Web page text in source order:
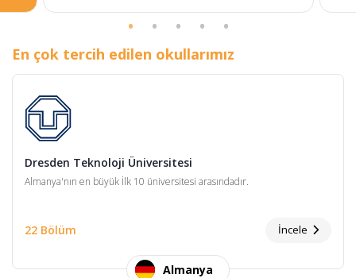
En çok tercih edilen okullarımız
Dresden Teknoloji Üniversitesi
Almanya'nın en büyük İlk 10 üniversitesi arasındadır.
22 Bölüm İncele
Almanya